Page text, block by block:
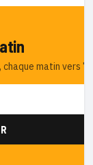
matin vers